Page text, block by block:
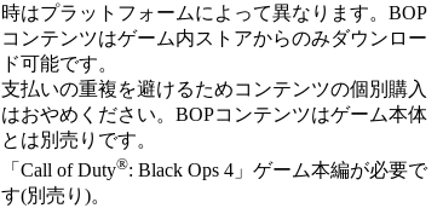
時はプラットフォームによって異なります。BOP
コンテンツはゲーム内ストアからのみダウンロー
ド可能です。
支払いの重複を避けるためコンテンツの個別購入
はおやめください。BOPコンテンツはゲーム本体
とは別売りです。
「Call of Duty®: Black Ops 4」ゲーム本編が必要で
す(別売り)。